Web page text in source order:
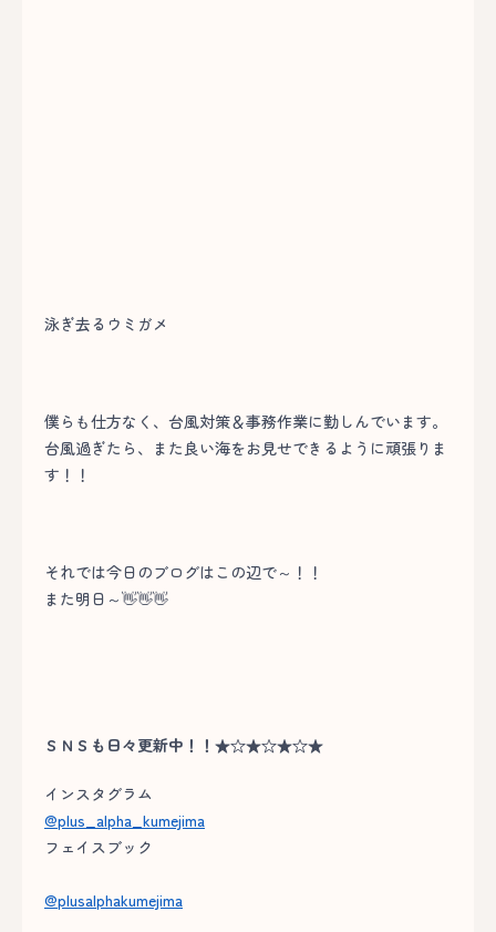
泳ぎ去るウミガメ
僕らも仕方なく、台風対策＆事務作業に勤しんでいます。
台風過ぎたら、また良い海をお見せできるように頑張りま
す！！
それでは今日のブログはこの辺で～！！
また明日～👋👋👋
ＳＮＳも日々更新中！！★☆★☆★☆★
インスタグラム
@plus_alpha_kumejima
フェイスブック
@plusalphakumejima